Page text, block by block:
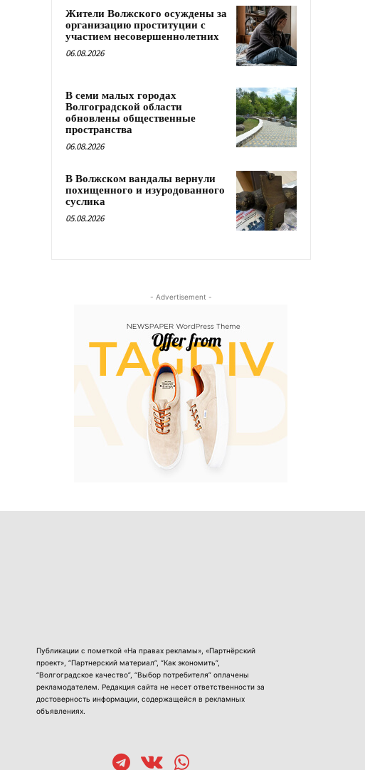
Жители Волжского осуждены за
организацию проституции с
участием несовершеннолетних
06.08.2026
В семи малых городах
Волгоградской области
обновлены общественные
пространства
06.08.2026
В Волжском вандалы вернули
похищенного и изуродованного
суслика
05.08.2026
- Advertisement -
Публикации с пометкой «На правах рекламы», «Партнёрский
проект», “Партнерский материал”, “Как экономить”,
“Волгоградское качество”, “Выбор потребителя” оплачены
рекламодателем. Редакция сайта не несет ответственности за
достоверность информации, содержащейся в рекламных
объявлениях.